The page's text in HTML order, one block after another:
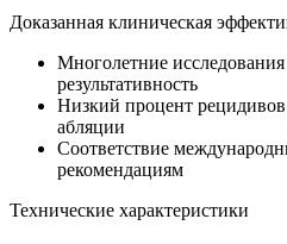
Доказанная клиническая
Многолетние
результативность
Низкий процент
абляции
Соответствие
рекомендациям
Технические характеристики